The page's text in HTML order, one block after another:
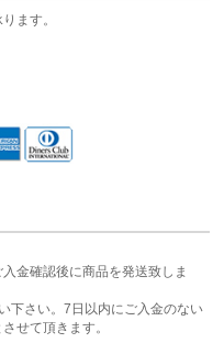
ます。
金確認後に商品を発送致しま
下さい。7日以内にご入金のない
せて頂きます。